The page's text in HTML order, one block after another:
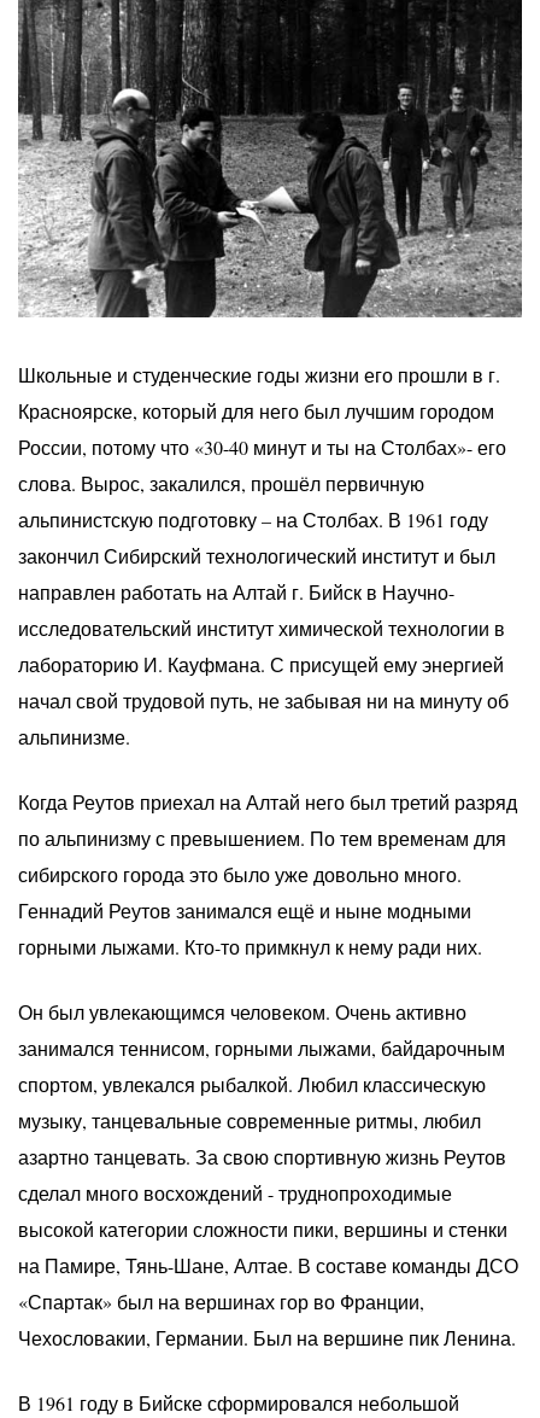
Школьные и студенческие годы жизни его прошли в г.
Красноярске, который для него был лучшим городом
России, потому что «30-40 минут и ты на Столбах»- его
слова. Вырос, закалился, прошёл первичную
альпинистскую подготовку – на Столбах. В 1961 году
закончил Сибирский технологический институт и был
направлен работать на Алтай г. Бийск в Научно-
исследовательский институт химической технологии в
лабораторию И. Кауфмана. С присущей ему энергией
начал свой трудовой путь, не забывая ни на минуту об
альпинизме.
Когда Реутов приехал на Алтай него был третий разряд
по альпинизму с превышением. По тем временам для
сибирского города это было уже довольно много.
Геннадий Реутов занимался ещё и ныне модными
горными лыжами. Кто-то примкнул к нему ради них.
Он был увлекающимся человеком. Очень активно
занимался теннисом, горными лыжами, байдарочным
спортом, увлекался рыбалкой. Любил классическую
музыку, танцевальные современные ритмы, любил
азартно танцевать. За свою спортивную жизнь Реутов
сделал много восхождений - труднопроходимые
высокой категории сложности пики, вершины и стенки
на Памире, Тянь-Шане, Алтае. В составе команды ДСО
«Спартак» был на вершинах гор во Франции,
Чехословакии, Германии. Был на вершине пик Ленина.
В 1961 году в Бийске сформировался небольшой